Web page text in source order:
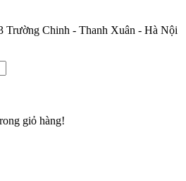
Trường Chinh - Thanh Xuân - Hà Nội
giỏ hàng!